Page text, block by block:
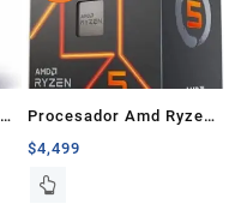
Procesador Amd Ryzen
5 7600, 6 Nucleos, 12
Hilos AM5 3.8Ghz-
$4,499